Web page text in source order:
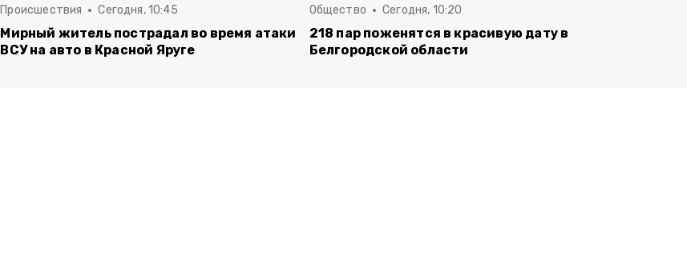
Происшествия Сегодня, 10:45
Мирный житель пострадал во время атаки
ВСУ на авто в Красной Яруге
Общество Сегодня, 10:20
218 пар поженятся в красивую дату в
Белгородской области